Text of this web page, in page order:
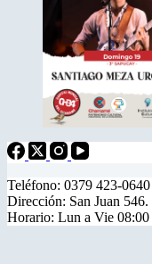
Teléfono: 0379 423-
Dirección: San Juan
Horario: Lun a Vie 08:00